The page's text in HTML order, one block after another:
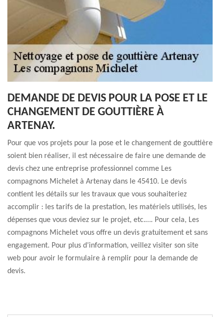
DEMANDE DE DEVIS POUR LA POSE ET LE
CHANGEMENT DE GOUTTIÈRE À
ARTENAY.
Pour que vos projets pour la pose et le changement de gouttière
soient bien réaliser, il est nécessaire de faire une demande de
devis chez une entreprise professionnel comme Les
compagnons Michelet à Artenay dans le 45410. Le devis
contient les détails sur les travaux que vous souhaiteriez
accomplir : les tarifs de la prestation, les matériels utilisés, les
dépenses que vous deviez sur le projet, etc.…. Pour cela, Les
compagnons Michelet vous offre un devis gratuitement et sans
engagement. Pour plus d’information, veillez visiter son site
web pour avoir le formulaire à remplir pour la demande de
devis.